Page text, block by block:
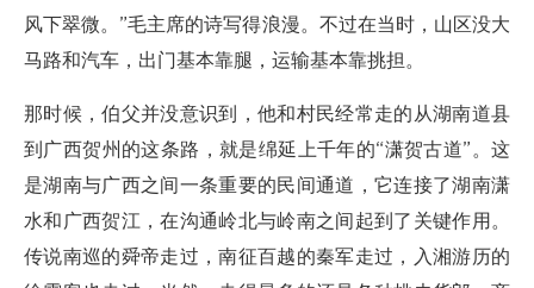
风下翠微。”毛主席的诗写得浪漫。不过在当时，山区没大
马路和汽车，出门基本靠腿，运输基本靠挑担。
那时候，伯父并没意识到，他和村民经常走的从湖南道县
到广西贺州的这条路，就是绵延上千年的“潇贺古道”。这
是湖南与广西之间一条重要的民间通道，它连接了湖南潇
水和广西贺江，在沟通岭北与岭南之间起到了关键作用。
传说南巡的舜帝走过，南征百越的秦军走过，入湘游历的